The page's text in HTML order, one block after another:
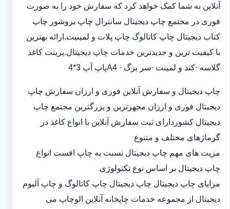
آنلاین به شما کمک خواهد کرد که سفارش خود را به صورت
فوری در مجتمع چاپ دیجیتال سانترال چاپ بروشور چاپ
کتاب دیجیتال چاپ کاتالوگ چاپ پلات و لمینیت.ارائه بهترین
با کیفیت ترین و جدیدترین خدمات چاپ دیجیتال.پرینت کاغذ
گلاسه ·‎کتد و لمینت ·‎سر برگ A4 ·‎پاپ آپ 3*4
چاپ دیجیتال و سفارش آنلاین فوری و ارزان سفارش چاپ
دیجیتال فوری و ارزان مجهزترین و بزرگترین مجتمع چاپ
دیجیتال کشوردارای ثبت سفارش آنلاین با انواع کاغذ در
گرماژهای مختلف و متنوع
مزیت های مهم چاپ دیجیتال نسبت به چاپ افست انواع
چاپ دیجیتال بر اساس نوع تکنولوژی
مزایای چاپ دیجیتال چاپ دیجیتال چاپ کاتالوگ و چاپ آلبوم
دیجیتال از مجموعه خدمات چاپخانه آنلاین الوچاپ می